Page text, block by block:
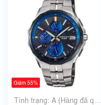
Giảm 55%
Tình trạng: A (Hàng đã qua